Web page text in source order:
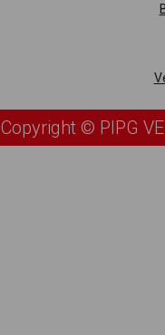
Copyright © PIPG